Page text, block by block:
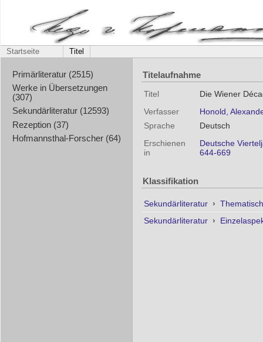
Startseite Titel
Primärliteratur (2515)
Werke in Übersetzungen
(307)
Sekundärliteratur (12593)
Rezeption (37)
Hofmannsthal-Forscher (64)
Titelaufnahme
Titel
Die Wiener
Verfasser
Honold,
Sprache
Deutsch
Erschienen
in
Deutsche
644-669
Klassifikation
Sekundärliteratur ›
Sekundärliteratur ›